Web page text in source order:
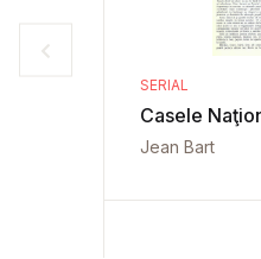
SERIAL
Casele
Jean Bart